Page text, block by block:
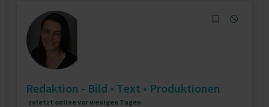
Redaktion - Bild • Text • Produktionen
zuletzt online vor wenigen Tagen